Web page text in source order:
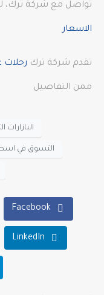
تواصل مع شركة ترك،
الاسعار
تقدم شركة ترك رحلات
ممن التفاصيل
البازارات
التسوق في
Facebook
LinkedIn